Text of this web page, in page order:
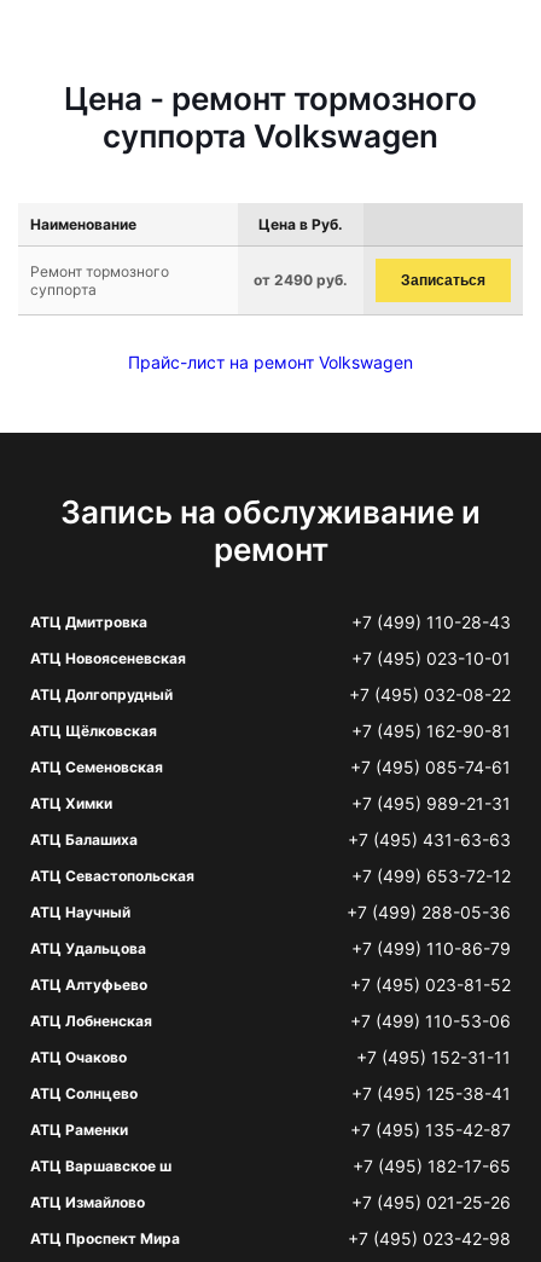
Цена - ремонт тормозного
суппорта Volkswagen
Наименование Цена в Руб.
Ремонт тормозного
суппорта
от 2490 руб. Записаться
Прайс-лист на ремонт Volkswagen
Запись на обслуживание и
ремонт
АТЦ Дмитровка +7 (499) 110-28-43
АТЦ Новоясеневская +7 (495) 023-10-01
АТЦ Долгопрудный +7 (495) 032-08-22
АТЦ Щёлковская +7 (495) 162-90-81
АТЦ Семеновская +7 (495) 085-74-61
АТЦ Химки +7 (495) 989-21-31
АТЦ Балашиха +7 (495) 431-63-63
АТЦ Севастопольская +7 (499) 653-72-12
АТЦ Научный +7 (499) 288-05-36
АТЦ Удальцова +7 (499) 110-86-79
АТЦ Алтуфьево +7 (495) 023-81-52
АТЦ Лобненская +7 (499) 110-53-06
АТЦ Очаково +7 (495) 152-31-11
АТЦ Солнцево +7 (495) 125-38-41
АТЦ Раменки +7 (495) 135-42-87
АТЦ Варшавское ш +7 (495) 182-17-65
АТЦ Измайлово +7 (495) 021-25-26
АТЦ Проспект Мира +7 (495) 023-42-98